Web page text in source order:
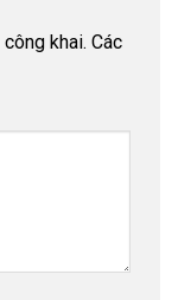
khai. Các